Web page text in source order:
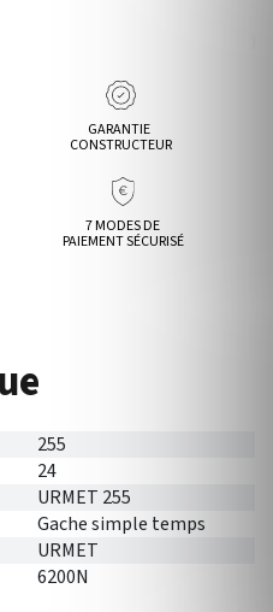
GARANTIE
CONSTRUCTEUR
7 MODES DE
PAIEMENT SÉCURISÉ
255
24
URMET 255
Gache simple temps
URMET
6200N